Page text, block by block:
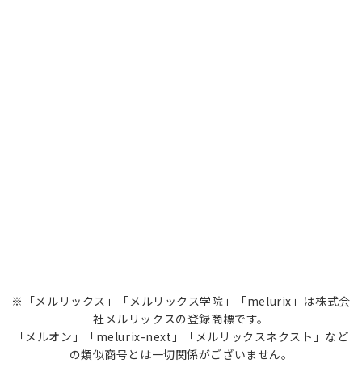
※「メルリックス」「メルリックス学院」「melurix」は株式会
社メルリックスの登録商標です。
「メルオン」「melurix-next」「メルリックスネクスト」など
の類似商号とは一切関係がございません。